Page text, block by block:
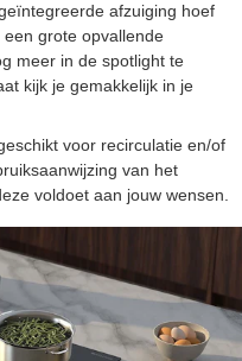
afzuiging hoef
grote opvallende
meer in de spotlight te
kijk je gemakkelijk in je
voor recirculatie en/of
van het
voldoet aan jouw wensen.